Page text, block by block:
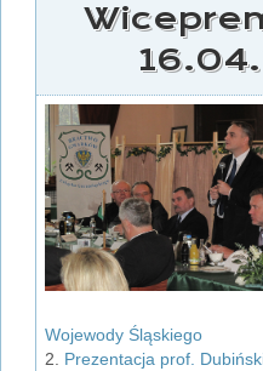
Wojewody Śląskiego
2. Prezentacja prof.